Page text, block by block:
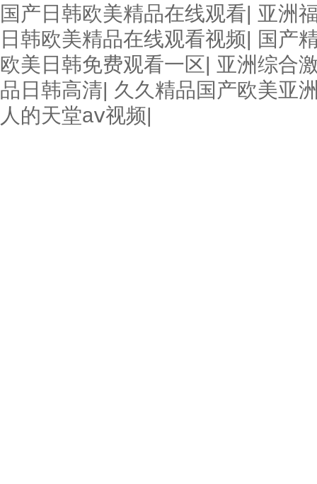
国产日韩欧美精品在线观看| 亚洲
日韩欧美精品在线观看视频| 国产
欧美日韩免费观看一区| 亚洲综合
品日韩高清| 久久精品国产欧美亚
人的天堂aⅴ视频|